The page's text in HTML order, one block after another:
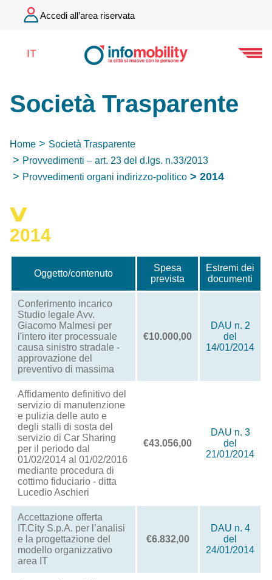
Accedi all’area riservata
IT
Società Trasparente
Home
Società Trasparente
Provvedimenti – art. 23 del d.lgs. n.33/2013
Provvedimenti organi indirizzo-politico
2014
2014
Oggetto/contenuto
Spesa
prevista
Estremi dei
documenti
Conferimento incarico
Studio legale Avv.
Giacomo Malmesi per
l'intero iter processuale
causa sinistro stradale -
approvazione del
preventivo di massima
€10.000,00
DAU n. 2
del
14/01/2014
Affidamento definitivo del
servizio di manutenzione
e pulizia delle auto e
degli stalli di sosta del
servizio di Car Sharing
per il periodo dal
01/02/2014 al 01/02/2016
mediante procedura di
cottimo fiduciario - ditta
Lucedio Aschieri
€43.056,00
DAU n. 3
del
21/01/2014
Accettazione offerta
IT.City S.p.A. per l’analisi
e la progettazione del
modello organizzativo
area IT
€6.832,00
DAU n. 4
del
24/01/2014